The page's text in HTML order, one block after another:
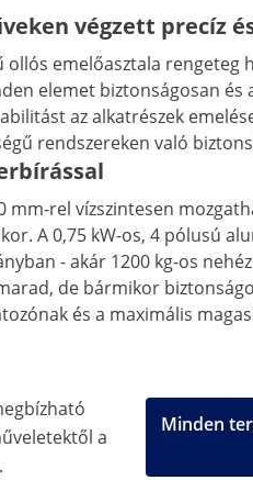
végzett precíz
emelőasztala
elemet biztonságosan
az alkatrészek
rendszereken való
rel vízszintesen
A 0,75 kW-os, 4 pólusú
- akár 1200 kg-os
de bármikor
és a maximális
a
Minden